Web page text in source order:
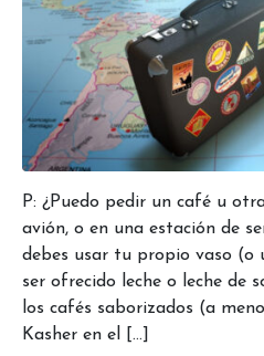
P: ¿Puedo pedir un café u
avión, o en una estación de
debes usar tu propio vaso (o
ser ofrecido leche o leche de
los cafés saborizados (a
Kasher en el […]